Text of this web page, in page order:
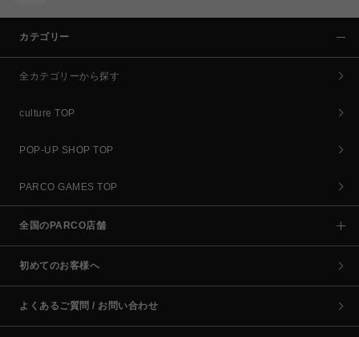
カテゴリー
全カテゴリーから探す
culture TOP
POP-UP SHOP TOP
PARCO GAMES TOP
全国のPARCO店舗
初めてのお客様へ
よくあるご質問 / お問い合わせ